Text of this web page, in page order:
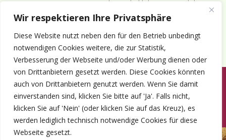
Wir respektieren Ihre Privatsphäre
Diese Website nutzt neben den für den Betrieb unbedingt
notwendigen Cookies weitere, die zur Statistik,
Verbesserung der Webseite und/oder Werbung dienen oder
von Drittanbietern gesetzt werden. Diese Cookies könnten
auch von Drittanbietern genutzt werden. Wenn Sie damit
einverstanden sind, klicken Sie bitte auf 'Ja'. Falls nicht,
klicken Sie auf 'Nein' (oder klicken Sie auf das Kreuz), es
werden lediglich technisch notwendige Cookies für diese
Webseite gesetzt.
Vorsitzender & inhaltlich Verantwortlicher:
Horst Huthsfeldt
Stellv. Vorsitzender: Eberhard Hewicker
Anmelden Aktuelles Termine Mitgliedschaft
Kontakt
© 1980-2026 Förderverein Schifffahrtsgeschichte Cuxhaven e.V. · ©
2022-2026 made and supported by Intercura